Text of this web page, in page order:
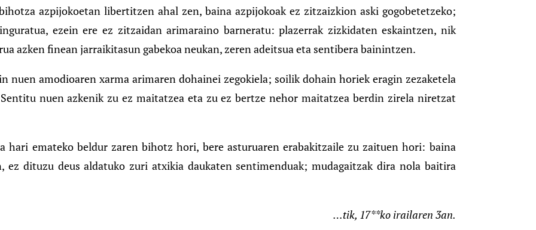
azpijokoetan libertitzen ahal zen, baina azpijokoak ez zitzaizkion aski gogobetetzeko;
ezein ere ez zitzaidan arimaraino barneratu: plazerrak zizkidaten eskaintzen, nik
azken finean jarraikitasun gabekoa neukan, zeren adeitsua eta sentibera bainintzen.
nuen amodioaren xarma arimaren dohainei zegokiela; soilik dohain horiek eragin zezaketela
nuen azkenik zu ez maitatzea eta zu ez bertze nehor maitatzea berdin zirela niretzat
hari emateko beldur zaren bihotz hori, bere asturuaren erabakitzaile zu zaituen hori: baina
ez dituzu deus aldatuko zuri atxikia daukaten sentimenduak; mudagaitzak dira nola baitira
…tik, 17**ko irailaren 3an.